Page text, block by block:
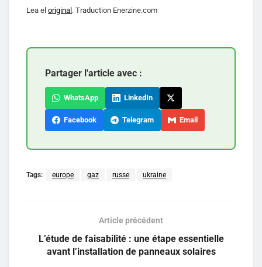
Lea el original . Traduction Enerzine.com
Partager l'article avec :
WhatsApp LinkedIn
Facebook Telegram Email
Tags: europe gaz russe ukraine
Article précédent
L’étude de faisabilité : une étape essentielle
avant l’installation de panneaux solaires